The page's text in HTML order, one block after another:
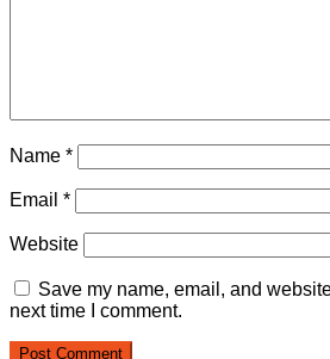
Name *
Email *
Website
Save my name, email, and
next time I comment.